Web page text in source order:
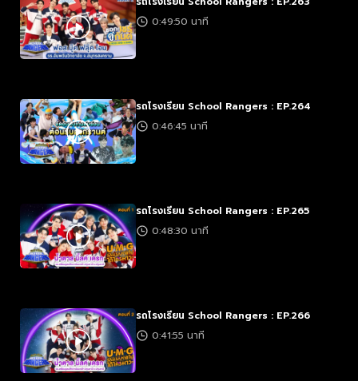
0:49:50 นาที
รถโรงเรียน School Rangers : EP.264
0:46:45 นาที
รถโรงเรียน School Rangers : EP.265
0:48:30 นาที
รถโรงเรียน School Rangers : EP.266
0:41:55 นาที